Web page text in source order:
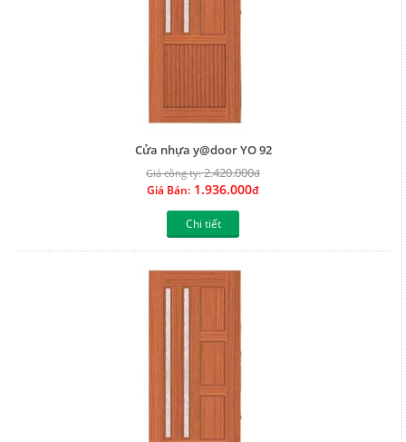
Cửa nhựa y@door YO 92
Giá công ty:2.420.000đ
Giá Bán: 1.936.000đ
Chi tiết